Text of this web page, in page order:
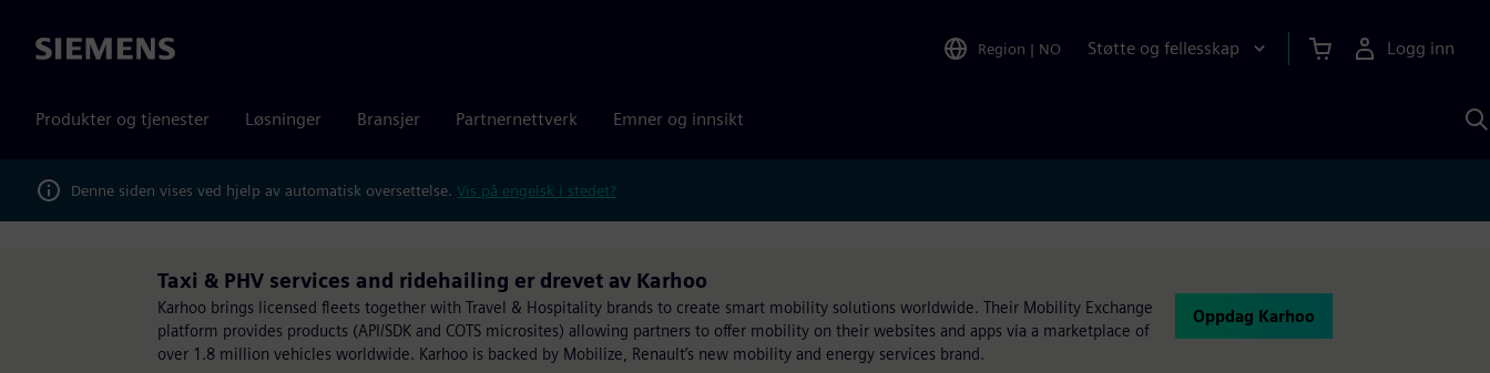
Siemens Region | NO Støtte og fellesskap Logg inn
Produkter og tjenester Løsninger Bransjer Partnernettverk Emner og innsikt
Denne siden vises ved hjelp av automatisk oversettelse. Vis på engelsk i stedet?
Taxi & PHV services and ridehailing er drevet av Karhoo
Karhoo brings licensed fleets together with Travel & Hospitality brands to create smart mobility solutions worldwide. Their Mobility Exchange
platform provides products (API/SDK and COTS microsites) allowing partners to offer mobility on their websites and apps via a marketplace of
over 1.8 million vehicles worldwide. Karhoo is backed by Mobilize, Renault’s new mobility and energy services brand.
Oppdag Karhoo